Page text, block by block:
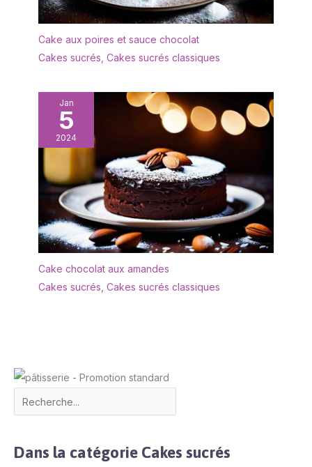
Cake aux poires et sauce chocolat
Cakes sucrés Cakes sucrés classiques
Jan
5
2024
Cake chocolat aux amandes
Cakes sucrés Cakes sucrés classiques
Dans la catégorie Cakes sucrés